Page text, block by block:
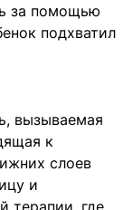
за помощью
подхватил
вызываемая
к
слоев
и